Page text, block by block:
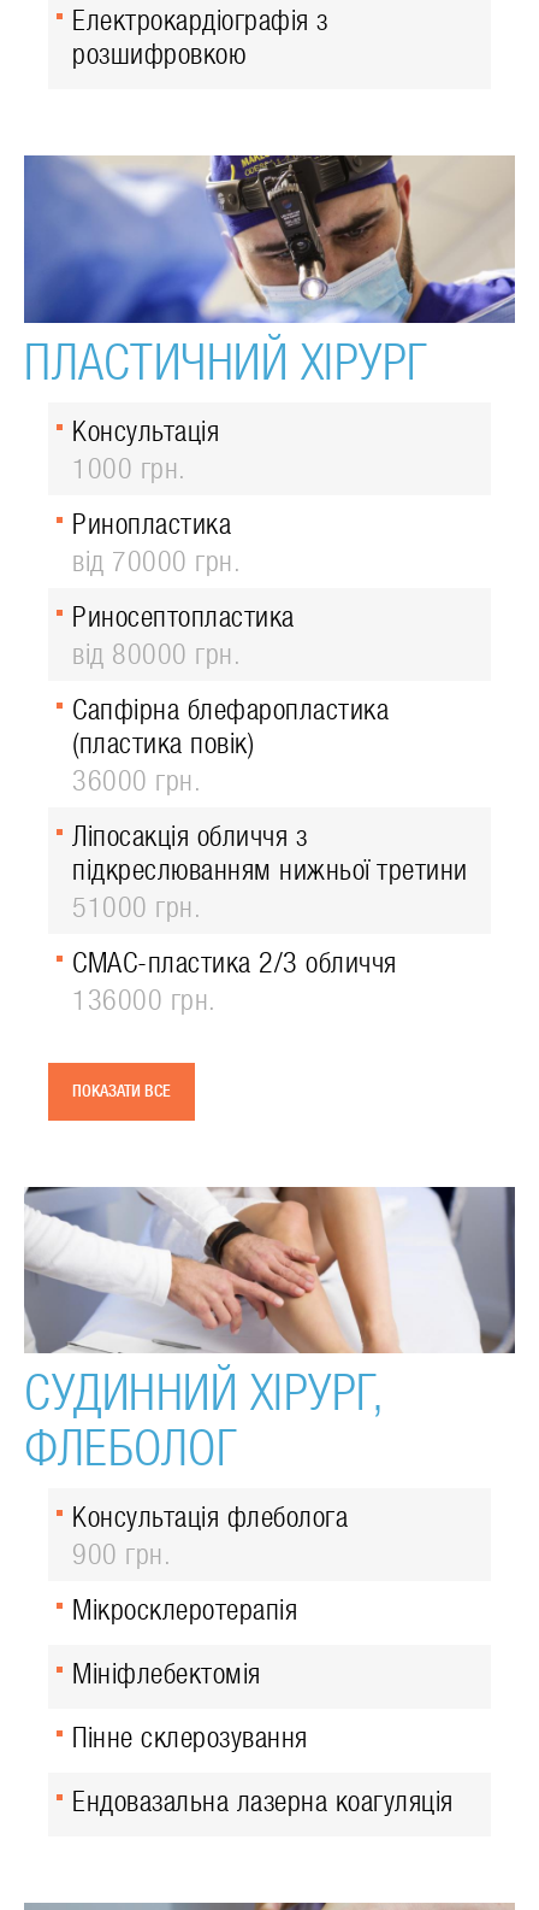
Електрокардіографія з
розшифровкою
ПЛАСТИЧНИЙ ХІРУРГ
Консультація
1000 грн.
Ринопластика
від 70000 грн.
Риносептопластика
від 80000 грн.
Сапфірна блефаропластика
(пластика повік)
36000 грн.
Ліпосакція обличчя з
підкреслюванням нижньої третини
51000 грн.
СМАС-пластика 2/3 обличчя
136000 грн.
ПОКАЗАТИ ВСЕ
СУДИННИЙ ХІРУРГ,
ФЛЕБОЛОГ
Консультація флеболога
900 грн.
Мікросклеротерапія
Мініфлебектомія
Пінне склерозування
Ендовазальна лазерна коагуляція